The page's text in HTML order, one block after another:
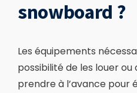
snowboard ?
Les équipements
possibilité de les louer
prendre à l’avance pour